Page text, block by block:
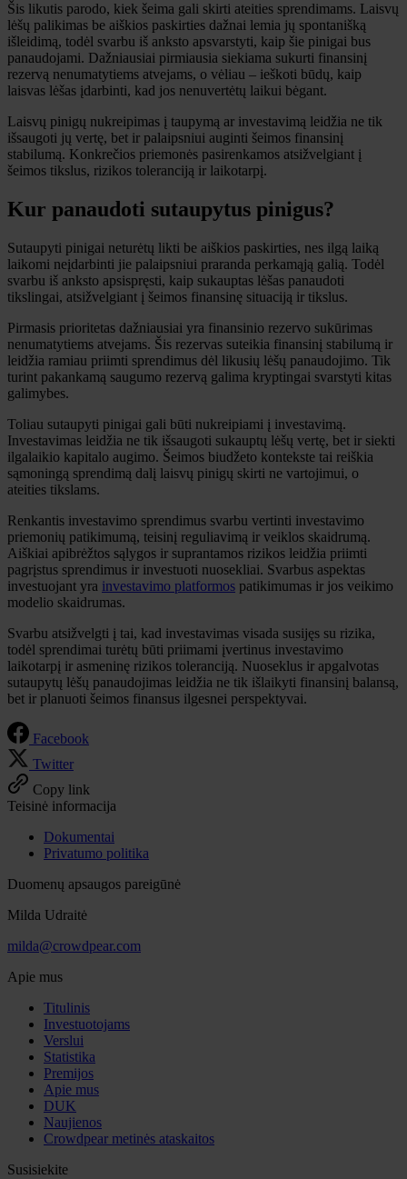
Šis likutis parodo, kiek šeima gali skirti ateities sprendimams. Laisvų
lėšų palikimas be aiškios paskirties dažnai lemia jų spontanišką
išleidimą, todėl svarbu iš anksto apsvarstyti, kaip šie pinigai bus
panaudojami. Dažniausiai pirmiausia siekiama sukurti finansinį
rezervą nenumatytiems atvejams, o vėliau – ieškoti būdų, kaip
laisvas lėšas įdarbinti, kad jos nenuvertėtų laikui bėgant.
Laisvų pinigų nukreipimas į taupymą ar investavimą leidžia ne tik
išsaugoti jų vertę, bet ir palaipsniui auginti šeimos finansinį
stabilumą. Konkrečios priemonės pasirenkamos atsižvelgiant į
šeimos tikslus, rizikos toleranciją ir laikotarpį.
Kur panaudoti sutaupytus pinigus?
Sutaupyti pinigai neturėtų likti be aiškios paskirties, nes ilgą laiką
laikomi neįdarbinti jie palaipsniui praranda perkamąją galią. Todėl
svarbu iš anksto apsispręsti, kaip sukauptas lėšas panaudoti
tikslingai, atsižvelgiant į šeimos finansinę situaciją ir tikslus.
Pirmasis prioritetas dažniausiai yra finansinio rezervo sukūrimas
nenumatytiems atvejams. Šis rezervas suteikia finansinį stabilumą ir
leidžia ramiau priimti sprendimus dėl likusių lėšų panaudojimo. Tik
turint pakankamą saugumo rezervą galima kryptingai svarstyti kitas
galimybes.
Toliau sutaupyti pinigai gali būti nukreipiami į investavimą.
Investavimas leidžia ne tik išsaugoti sukauptų lėšų vertę, bet ir siekti
ilgalaikio kapitalo augimo. Šeimos biudžeto kontekste tai reiškia
sąmoningą sprendimą dalį laisvų pinigų skirti ne vartojimui, o
ateities tikslams.
Renkantis investavimo sprendimus svarbu vertinti investavimo
priemonių patikimumą, teisinį reguliavimą ir veiklos skaidrumą.
Aiškiai apibrėžtos sąlygos ir suprantamos rizikos leidžia priimti
pagrįstus sprendimus ir investuoti nuosekliai. Svarbus aspektas
investuojant yra investavimo platformos patikimumas ir jos veikimo
modelio skaidrumas.
Svarbu atsižvelgti į tai, kad investavimas visada susijęs su rizika,
todėl sprendimai turėtų būti priimami įvertinus investavimo
laikotarpį ir asmeninę rizikos toleranciją. Nuoseklus ir apgalvotas
sutaupytų lėšų panaudojimas leidžia ne tik išlaikyti finansinį balansą,
bet ir planuoti šeimos finansus ilgesnei perspektyvai.
Facebook
Twitter
Copy link
Teisinė informacija
Dokumentai
Privatumo politika
Duomenų apsaugos pareigūnė
Milda Udraitė
milda@crowdpear.com
Apie mus
Titulinis
Investuotojams
Verslui
Statistika
Premijos
Apie mus
DUK
Naujienos
Crowdpear metinės ataskaitos
Susisiekite